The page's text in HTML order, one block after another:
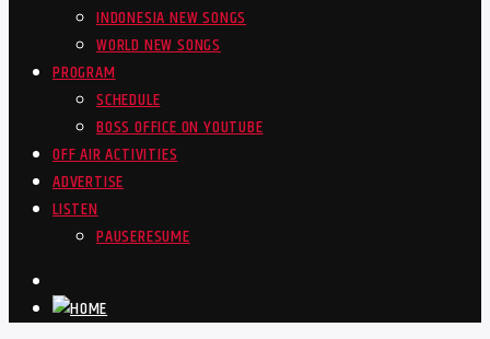
INDONESIA NEW SONGS
WORLD NEW SONGS
PROGRAM
SCHEDULE
BOSS OFFICE ON YOUTUBE
OFF AIR ACTIVITIES
ADVERTISE
LISTEN
PAUSERESUME